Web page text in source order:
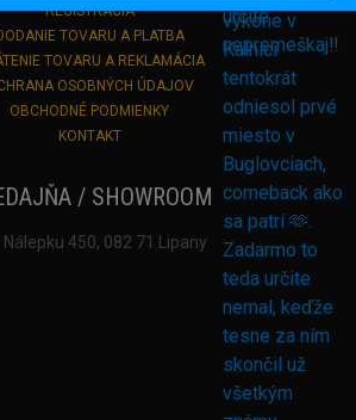
REGISTRÁCIA
TOVARU A PLATBA
TOVARU A REKLAMÁCIA
OSOBNÝCH ÚDAJOV
OBCHODNÉ PODMIENKY
KONTAKT
/ SHOWROOM
Nálepku 450, 082 71 Lipany